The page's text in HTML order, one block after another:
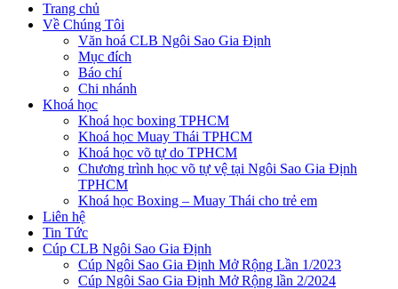
Trang chủ
Về Chúng Tôi
Văn hoá CLB Ngôi Sao Gia Định
Mục đích
Báo chí
Chi nhánh
Khoá học
Khoá học boxing TPHCM
Khoá học Muay Thái TPHCM
Khoá học võ tự do TPHCM
Chương trình học võ tự vệ tại Ngôi Sao Gia Định
TPHCM
Khoá học Boxing – Muay Thái cho trẻ em
Liên hệ
Tin Tức
Cúp CLB Ngôi Sao Gia Định
Cúp Ngôi Sao Gia Định Mở Rộng Lần 1/2023
Cúp Ngôi Sao Gia Định Mở Rộng lần 2/2024